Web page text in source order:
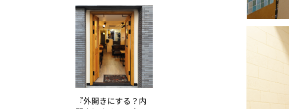
『外開きにする？内